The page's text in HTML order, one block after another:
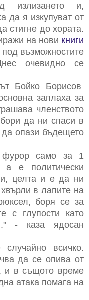
излизането и,
да я изкупуват от
стигне до хората.
на нови книги
възможностите
очевидно се
Бойко Борисов
заплаха за
членството
да ни спаси в
да опази бъдещето
само за 1
е политически
целта и е да ни
в лапите на
боря се за
с глупости като
- каза ядосан
всичко.
да се опива от
и в същото време
атака помага на